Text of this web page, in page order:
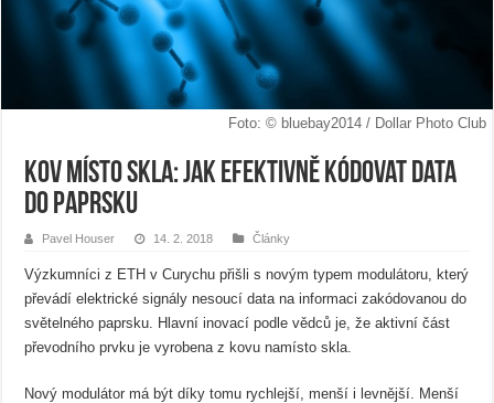
Foto: © bluebay2014 / Dollar Photo Club
Kov místo skla: Jak efektivně kódovat data
do paprsku
Pavel Houser 14. 2. 2018 Články
Výzkumníci z ETH v Curychu přišli s novým typem modulátoru, který
převádí elektrické signály nesoucí data na informaci zakódovanou do
světelného paprsku. Hlavní inovací podle vědců je, že aktivní část
převodního prvku je vyrobena z kovu namísto skla.
Nový modulátor má být díky tomu rychlejší, menší i levnější. Menší